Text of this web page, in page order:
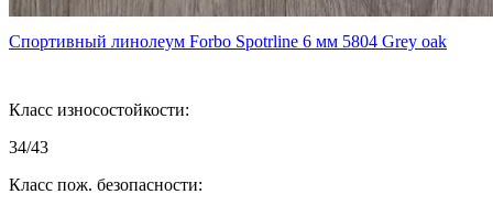
Спортивный линолеум Forbo Spotrline 6 мм 5804 Grey oak
Класс износостойкости:
34/43
Класс пож. безопасности: